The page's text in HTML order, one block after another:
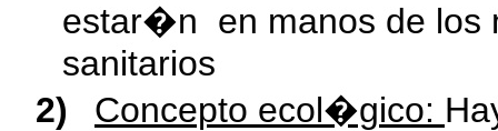
estar�n en manos de
sanitarios
2)
Concepto ecol�gico: